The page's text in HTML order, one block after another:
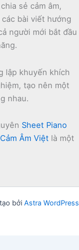
sẻ cảm âm,
bài viết hướng
người mới bắt đầu
lập khuyến khích
tạo nên một
nhau.
Sheet Piano
Cảm Âm Việt là một
bởi Astra WordPress